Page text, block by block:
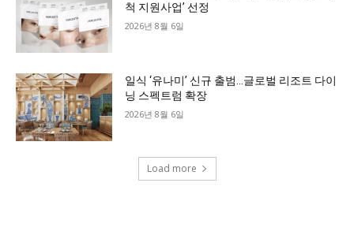
척 지원사업’ 선정
2026년 8월 6일
일식 ‘유나미’ 신규 출범…글로벌 리조트 다이
닝 스펙트럼 확장
2026년 8월 6일
Load more